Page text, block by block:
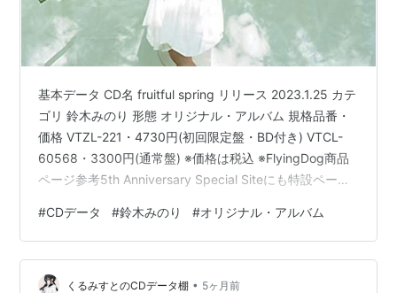
基本データ CD名 fruitful spring リリース 2023.1.25 カテ
ゴリ 鈴木みのり 形態 オリジナル・アルバム 規格品番・
価格 VTZL-221・4730円(初回限定盤・BD付き) VTCL-
60568・3300円(通常盤) ※価格は税込 ※FlyingDog商品
ページ参考5th Anniversary Special Siteにも特設ページ
Own Story 2.だってMy Life もっとMy Choice
3.BROKEN IDENTITY (『勇者、辞めます』OP) 4.わだち
の花 5.サイハテ (『海賊王女…
#CDデータ #鈴木みのり #オリジナル・アルバム
くるみすとのCDデータ棚 • 5ヶ月前